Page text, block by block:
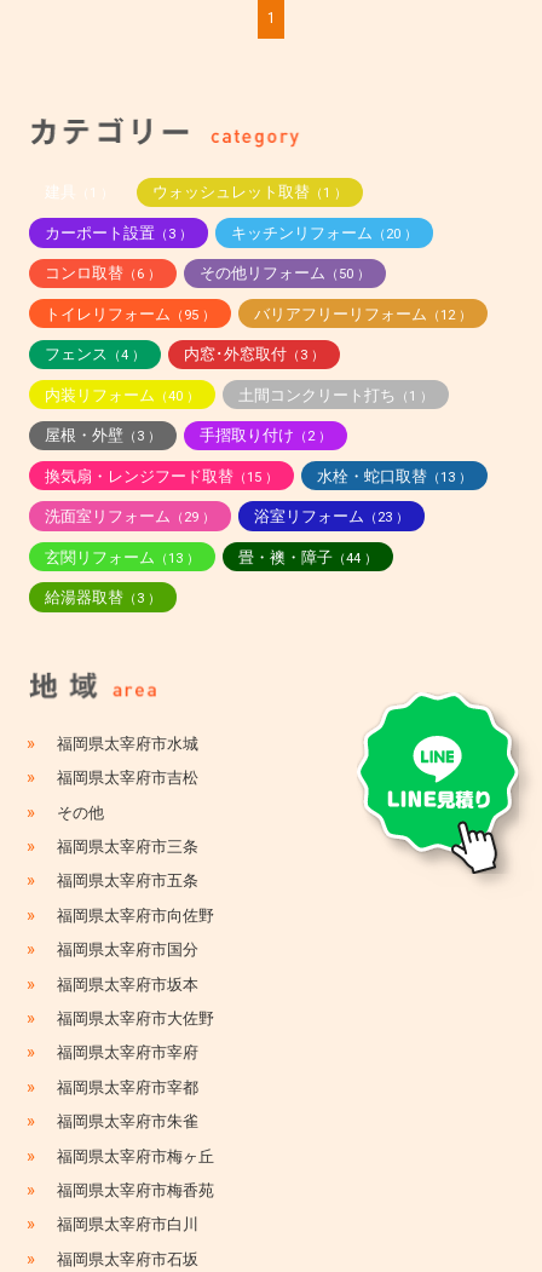
1
建具 （1 ） ウォッシュレット取替（1 ）
カーポート設置（3 ） キッチンリフォーム （20 ）
コンロ取替（6 ） その他リフォーム （50 ）
トイレリフォーム （95 ） バリアフリーリフォーム （12 ）
フェンス （4 ） 内窓･外窓取付（3 ）
内装リフォーム （40 ） 土間コンクリート打ち （1 ）
屋根・外壁（3 ） 手摺取り付け （2 ）
換気扇・レンジフード取替（15 ） 水栓・蛇口取替（13 ）
洗面室リフォーム （29 ） 浴室リフォーム （23 ）
玄関リフォーム （13 ） 畳・襖・障子（44 ）
給湯器取替（3 ）
» 福岡県太宰府市水城
» 福岡県太宰府市吉松
» その他
» 福岡県太宰府市三条
» 福岡県太宰府市五条
» 福岡県太宰府市向佐野
» 福岡県太宰府市国分
» 福岡県太宰府市坂本
» 福岡県太宰府市大佐野
» 福岡県太宰府市宰府
» 福岡県太宰府市宰都
» 福岡県太宰府市朱雀
» 福岡県太宰府市梅ヶ丘
» 福岡県太宰府市梅香苑
» 福岡県太宰府市白川
» 福岡県太宰府市石坂